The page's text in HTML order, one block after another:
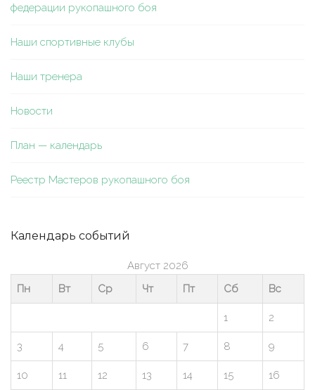
федерации рукопашного боя
Наши спортивные клубы
Наши тренера
Новости
План — календарь
Реестр Мастеров рукопашного боя
Календарь событий
Август 2026
Пн
Вт Ср Чт Пт Сб Вс
1 2
3 4 5 6 7 8 9
10 11 12 13 14 15 16